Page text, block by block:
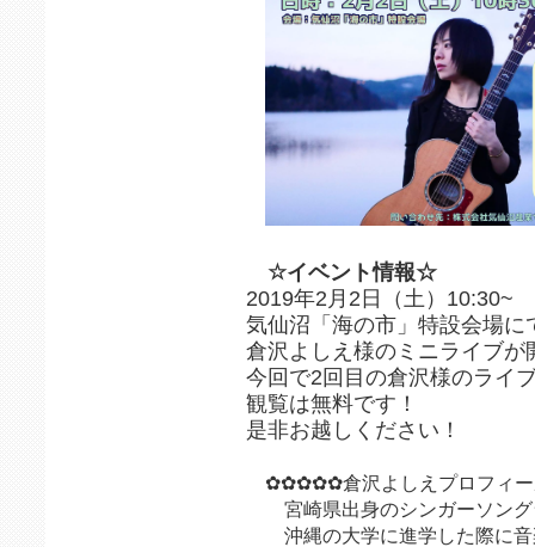
☆イベント情報☆
2019年2月2日（土）10:30~
気仙沼「海の市」特設会場に
倉沢よしえ様のミニライブが
今回で2回目の倉沢様のライ
観覧は無料です！
是非お越しください！
✿✿✿✿✿倉沢よしえプロフィ
宮崎県出身のシンガーソング
沖縄の大学に進学した際に音